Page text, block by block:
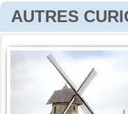
AUTRES